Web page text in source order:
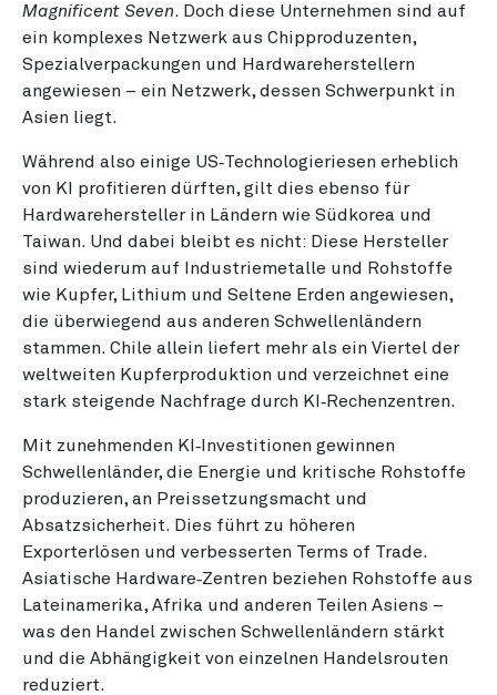
Magnificent Seven. Doch diese Unternehmen sind auf
ein komplexes Netzwerk aus Chipproduzenten,
Spezialverpackungen und Hardwareherstellern
angewiesen – ein Netzwerk, dessen Schwerpunkt in
Asien liegt.
Während also einige US‑Technologieriesen erheblich
von KI profitieren dürften, gilt dies ebenso für
Hardwarehersteller in Ländern wie Südkorea und
Taiwan. Und dabei bleibt es nicht: Diese Hersteller
sind wiederum auf Industriemetalle und Rohstoffe
wie Kupfer, Lithium und Seltene Erden angewiesen,
die überwiegend aus anderen Schwellenländern
stammen. Chile allein liefert mehr als ein Viertel der
weltweiten Kupferproduktion und verzeichnet eine
stark steigende Nachfrage durch KI‑Rechenzentren.
Mit zunehmenden KI‑Investitionen gewinnen
Schwellenländer, die Energie und kritische Rohstoffe
produzieren, an Preissetzungsmacht und
Absatzsicherheit. Dies führt zu höheren
Exporterlösen und verbesserten Terms of Trade.
Asiatische Hardware‑Zentren beziehen Rohstoffe aus
Lateinamerika, Afrika und anderen Teilen Asiens –
was den Handel zwischen Schwellenländern stärkt
und die Abhängigkeit von einzelnen Handelsrouten
reduziert.